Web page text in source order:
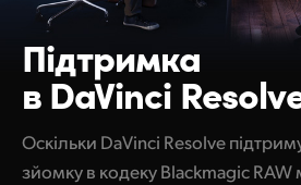
Підтримка
в DaVinci
Оскільки DaVinci Resolve
зйомку в кодеку Blackmagic